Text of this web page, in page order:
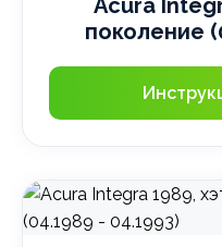
поколение